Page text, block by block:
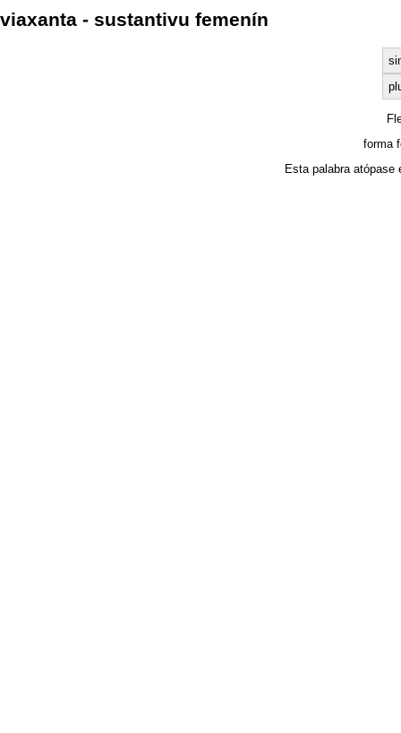
viaxanta - sustantivu femenín
forma
Esta palabra atópase